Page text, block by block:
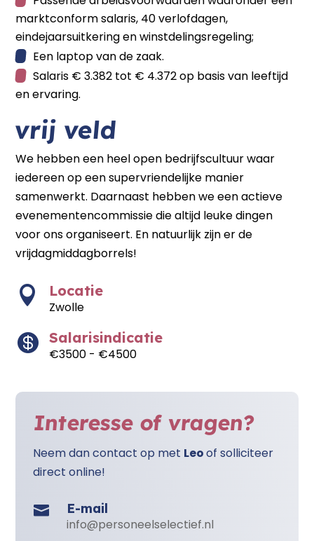
marktconform salaris, 40 verlofdagen,
eindejaarsuitkering en winstdelingsregeling;
Een laptop van de zaak.
Salaris € 3.382 tot € 4.372 op basis van leeftijd
en ervaring.
vrij veld
We hebben een heel open bedrijfscultuur waar
iedereen op een supervriendelijke manier
samenwerkt. Daarnaast hebben we een actieve
evenementencommissie die altijd leuke dingen
voor ons organiseert. En natuurlijk zijn er de
vrijdagmiddagborrels!
 Locatie
Zwolle
 Salarisindicatie
€3500 - €4500
Interesse of vragen?
Neem dan contact op met Leoof solliciteer
direct online!

E-mail
info@personeelselectief.nl